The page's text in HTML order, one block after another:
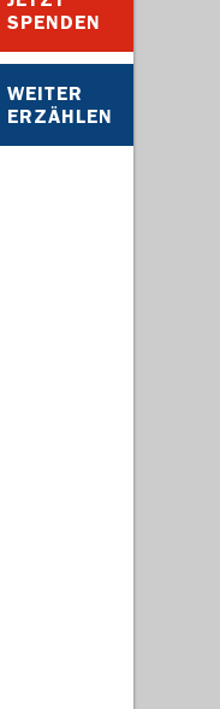
SPENDEN
WEITER
ERZÄHLEN